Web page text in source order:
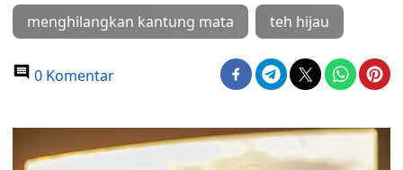
menghilangkan kantung mata teh hijau
0 Komentar